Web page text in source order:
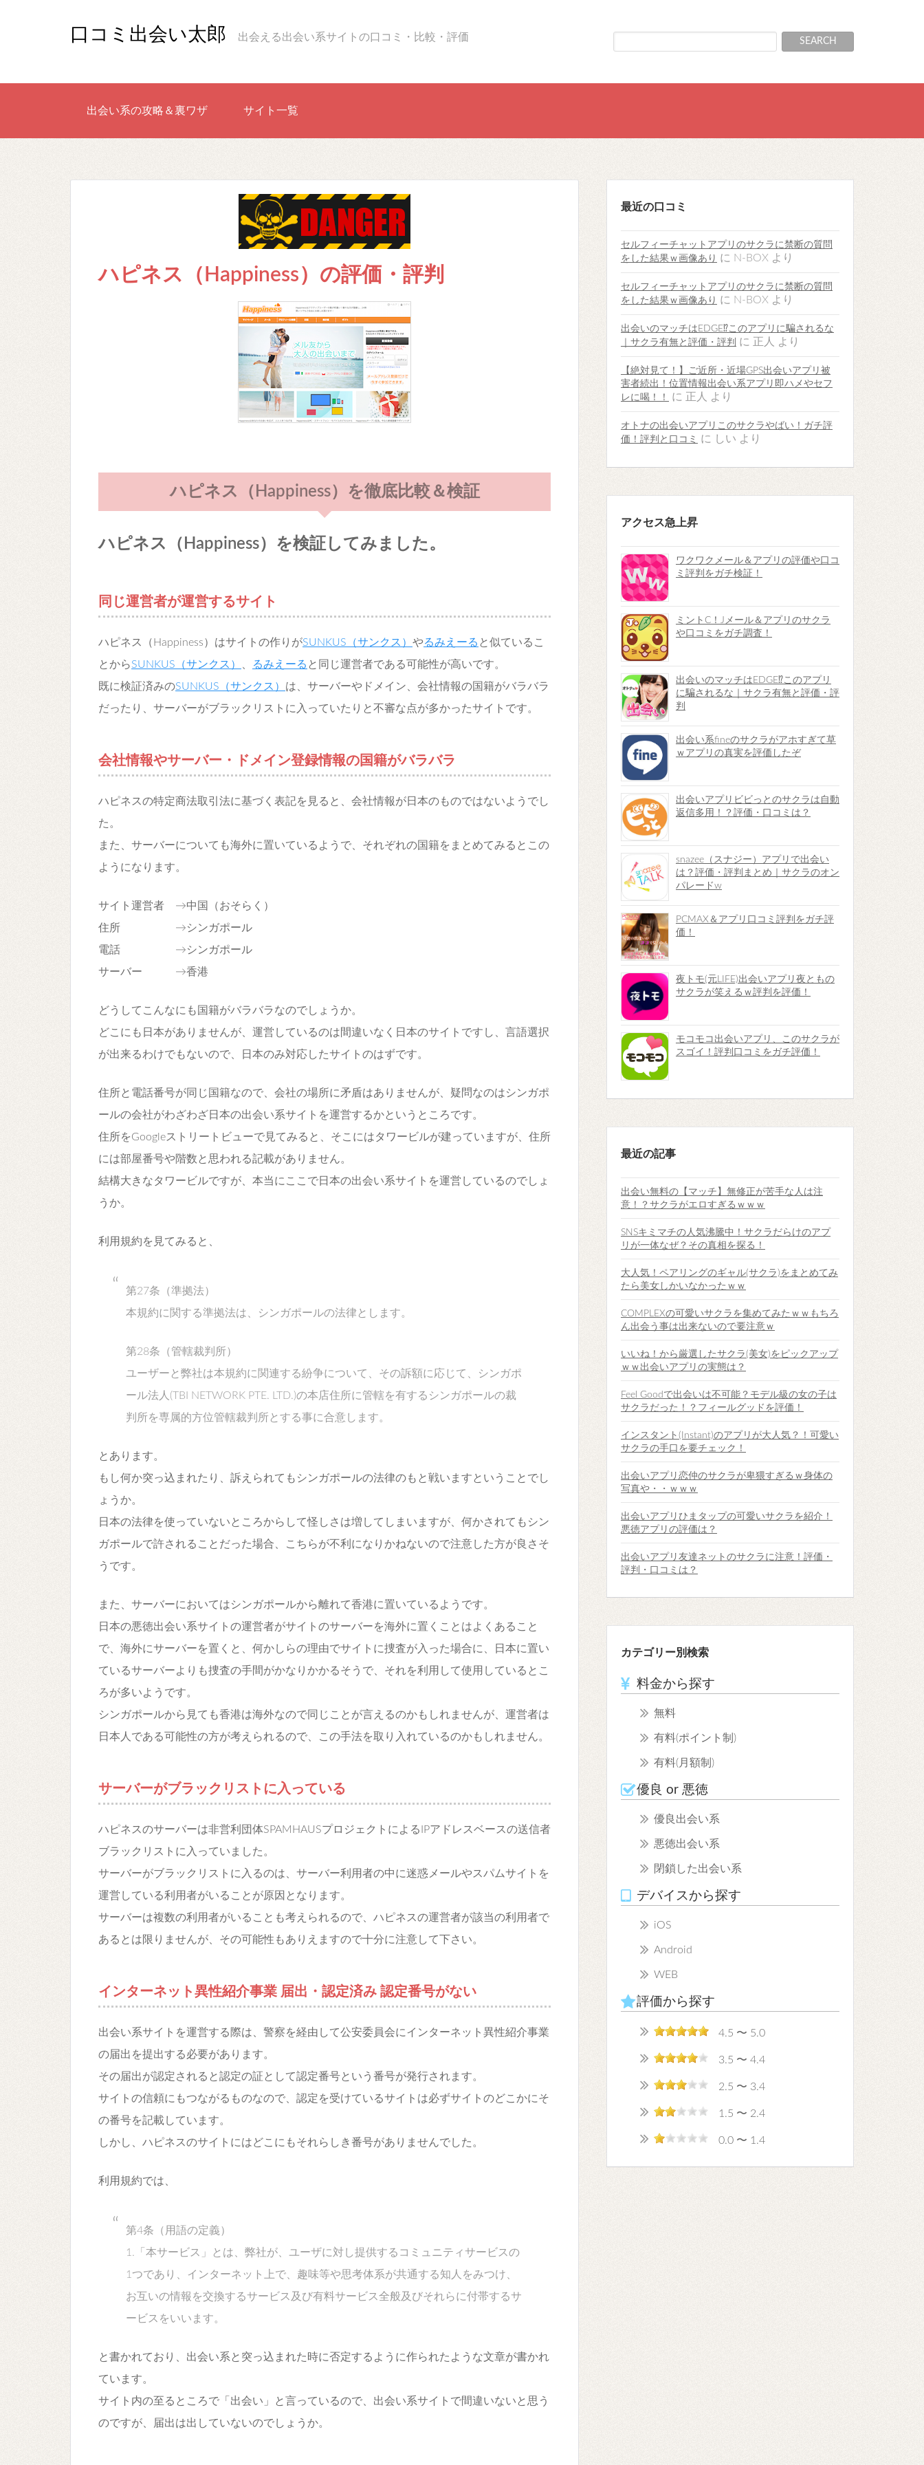
口コミ出会い太郎 出会える出会い系サイトの口コミ・比較・評価
出会い系の攻略＆裏ワザ サイト一覧
ハピネス（Happiness）の評価・評判
ハピネス（Happiness）を徹底比較＆検証
ハピネス（Happiness）を検証してみました。
同じ運営者が運営するサイト
ハピネス（Happiness）はサイトの作りがSUNKUS（サンクス） やるみえーる と似ているこ
とからSUNKUS（サンクス） るみえーる と同じ運営者である可能性が高いです。
既に検証済みのSUNKUS（サンクス） は、サーバーやドメイン、会社情報の国籍がバラバラ
だったり、サーバーがブラックリストに入っていたりと不審な点が多かったサイトです。
会社情報やサーバー・ドメイン登録情報の国籍がバラバラ
ハピネスの特定商法取引法に基づく表記を見ると、会社情報が日本のものではないようでし
た。
また、サーバーについても海外に置いているようで、それぞれの国籍をまとめてみるとこの
ようになります。
サイト運営者 →中国（おそらく）
住所 →シンガポール
電話 →シンガポール
サーバー →香港
どうしてこんなにも国籍がバラバラなのでしょうか。
どこにも日本がありませんが、運営しているのは間違いなく日本のサイトですし、言語選択
が出来るわけでもないので、日本のみ対応したサイトのはずです。
住所と電話番号が同じ国籍なので、会社の場所に矛盾はありませんが、疑問なのはシンガポ
ールの会社がわざわざ日本の出会い系サイトを運営するかというところです。
住所をGoogleストリートビューで見てみると、そこにはタワービルが建っていますが、住所
には部屋番号や階数と思われる記載がありません。
結構大きなタワービルですが、本当にここで日本の出会い系サイトを運営しているのでしょ
うか。
利用規約を見てみると、
第27条（準拠法）
本規約に関する準拠法は、シンガポールの法律とします。
第28条（管轄裁判所）
ユーザーと弊社は本規約に関連する紛争について、その訴額に応じて、シンガポ
ール法人(TBI NETWORK PTE. LTD.)の本店住所に管轄を有するシンガポールの裁
判所を専属的方位管轄裁判所とする事に合意します。
とあります。
もし何か突っ込まれたり、訴えられてもシンガポールの法律のもと戦いますということでし
ょうか。
日本の法律を使っていないところからして怪しさは増してしまいますが、何かされてもシン
ガポールで許されることだった場合、こちらが不利になりかねないので注意した方が良さそ
うです。
また、サーバーにおいてはシンガポールから離れて香港に置いているようです。
日本の悪徳出会い系サイトの運営者がサイトのサーバーを海外に置くことはよくあること
で、海外にサーバーを置くと、何かしらの理由でサイトに捜査が入った場合に、日本に置い
ているサーバーよりも捜査の手間がかなりかかるそうで、それを利用して使用しているとこ
ろが多いようです。
シンガポールから見ても香港は海外なので同じことが言えるのかもしれませんが、運営者は
日本人である可能性の方が考えられるので、この手法を取り入れているのかもしれません。
サーバーがブラックリストに入っている
ハピネスのサーバーは非営利団体SPAMHAUSプロジェクトによるIPアドレスベースの送信者
ブラックリストに入っていました。
サーバーがブラックリストに入るのは、サーバー利用者の中に迷惑メールやスパムサイトを
運営している利用者がいることが原因となります。
サーバーは複数の利用者がいることも考えられるので、ハピネスの運営者が該当の利用者で
あるとは限りませんが、その可能性もありえますので十分に注意して下さい。
インターネット異性紹介事業 届出・認定済み 認定番号がない
出会い系サイトを運営する際は、警察を経由して公安委員会にインターネット異性紹介事業
の届出を提出する必要があります。
その届出が認定されると認定の証として認定番号という番号が発行されます。
サイトの信頼にもつながるものなので、認定を受けているサイトは必ずサイトのどこかにそ
の番号を記載しています。
しかし、ハピネスのサイトにはどこにもそれらしき番号がありませんでした。
利用規約では、
第4条（用語の定義）
1.「本サービス」とは、弊社が、ユーザに対し提供するコミュニティサービスの
1つであり、インターネット上で、趣味等や思考体系が共通する知人をみつけ、
お互いの情報を交換するサービス及び有料サービス全般及びそれらに付帯するサ
ービスをいいます。
と書かれており、出会い系と突っ込まれた時に否定するように作られたような文章が書かれ
ています。
サイト内の至るところで「出会い」と言っているので、出会い系サイトで間違いないと思う
のですが、届出は出していないのでしょうか。
最近の口コミ
セルフィーチャットアプリのサクラに禁断の質問
をした結果ｗ画像あり に N-BOX より
セルフィーチャットアプリのサクラに禁断の質問
をした結果ｗ画像あり に N-BOX より
出会いのマッチはEDGE⁉︎このアプリに騙されるな
｜サクラ有無と評価・評判 に 正人 より
【絶対見て！】ご近所・近場GPS出会いアプリ被
害者続出！位置情報出会い系アプリ即ハメやセフ
レに喝！！
に 正人 より
オトナの出会いアプリこのサクラやばい！ガチ評
価！評判と口コミ
に しい より
アクセス急上昇
ワクワクメール＆アプリの評価や口コ
ミ評判をガチ検証！
ミントC！Jメール＆アプリのサクラ
や口コミをガチ調査！
出会いのマッチはEDGE⁉︎このアプリ
に騙されるな｜サクラ有無と評価・評
判
出会い系fineのサクラがアホすぎて草
ｗアプリの真実を評価したぞ
出会いアプリビビっとのサクラは自動
返信多用！？評価・口コミは？
snazee（スナジー）アプリで出会い
は？評価・評判まとめ｜サクラのオン
パレードw
PCMAX＆アプリ口コミ評判をガチ評
価！
夜トモ(元LIFE)出会いアプリ夜ともの
サクラが笑えるｗ評判を評価！
モコモコ出会いアプリ、このサクラが
スゴイ！評判口コミをガチ評価！
最近の記事
出会い無料の【マッチ】無修正が苦手な人は注
意！？サクラがエロすぎるｗｗｗ
SNSキミマチの人気沸騰中！サクラだらけのアプ
リが一体なぜ？その真相を探る！
大人気！ペアリングのギャル(サクラ)をまとめてみ
たら美女しかいなかったｗｗ
COMPLEXの可愛いサクラを集めてみたｗｗもちろ
ん出会う事は出来ないので要注意ｗ
いいね！から厳選したサクラ(美女)をピックアップ
ｗｗ出会いアプリの実態は？
Feel Goodで出会いは不可能？モデル級の女の子は
サクラだった！？フィールグッドを評価！
インスタント(Instant)のアプリが大人気？！可愛い
サクラの手口を要チェック！
出会いアプリ恋仲のサクラが卑猥すぎるｗ身体の
写真や・・ｗｗｗ
出会いアプリひまタップの可愛いサクラを紹介！
悪徳アプリの評価は？
出会いアプリ友達ネットのサクラに注意！評価・
評判・口コミは？
カテゴリー別検索
料金から探す
無料
有料(ポイント制)
有料(月額制)
優良 or 悪徳
優良出会い系
悪徳出会い系
閉鎖した出会い系
デバイスから探す
iOS
Android
WEB
評価から探す
4.5 〜 5.0
3.5 〜 4.4
2.5 〜 3.4
1.5 〜 2.4
0.0 〜 1.4